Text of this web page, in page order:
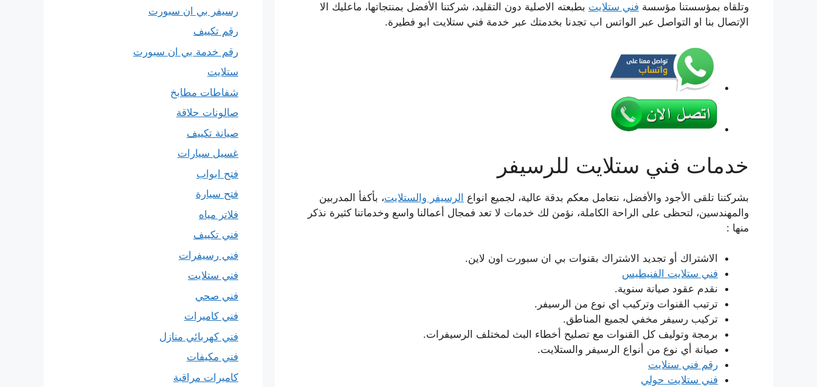
وتلقاه بمؤسستنا مؤسسة فني ستلايت بطبعته الاصلية دون التقليد، شركتنا الأفضل بمنتجاتها، ماعليك الا
الإتصال بنا او التواصل عبر الواتس اب تجدنا بخدمتك عبر خدمة فني ستلايت ابو فطيرة.
خدمات فني ستلايت للرسيفر
بشركتنا تلقى الأجود والأفضل، نتعامل معكم بدقة عالية، لجميع انواع الرسيفر والستلايت، بأكفأ المدربين
والمهندسين، لتحظى على الراحة الكاملة، نؤمن لك خدمات لا تعد فمجال أعمالنا واسع وخدماتنا كثيرة نذكر
منها :
الاشتراك أو تجديد الاشتراك بقنوات بي ان سبورت اون لاين.
فني ستلايت الفنيطيس
نقدم عقود صيانة سنوية.
ترتيب القنوات وتركيب اي نوع من الرسيفر.
تركيب رسيفر مخفي لجميع المناطق.
برمجة وتوليف كل القنوات مع تصليح أخطاء البث لمختلف الرسيفرات.
صيانة أي نوع من أنواع الرسيفر والستلايت.
رقم فني ستلايت
فني ستلايت حولي
رسيفر بي ان سبورت
رقم تكييف
رقم خدمة بي ان سبورت
ستلايت
شفاطات مطابخ
صالونات حلاقة
صيانة تكييف
غسيل سيارات
فتح ابواب
فتح سيارة
فلاتر مياه
فني تكييف
فني رسيفرات
فني ستلايت
فني صحي
فني كاميرات
فني كهربائي منازل
فني مكيفات
كاميرات مراقبة